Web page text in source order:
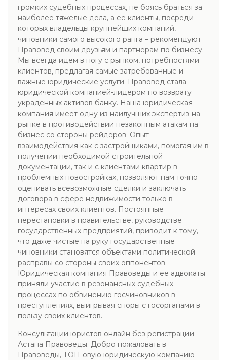
громких судебных процессах, не боясь браться за
наиболее тяжелые дела, а ее клиенты, посреди
которых владельцы крупнейших компаний,
чиновники самого высокого ранга – рекомендуют
Правовед своим друзьям и партнерам по бизнесу.
Мы всегда идем в ногу с рынком, потребностями
клиентов, предлагая самые затребованные и
важные юридические услуги. Правовед стала
юридической компанией-лидером по возврату
украденных активов банку. Наша юридическая
компания имеет одну из наилучших экспертиз на
рынке в противодействии незаконным атакам на
бизнес со стороны рейдеров. Опыт
взаимодействия как с застройщиками, помогая им в
получении необходимой строительной
документации, так и с клиентами квартир в
проблемных новостройках, позволяют нам точно
оценивать всевозможные сделки и заключать
договора в сфере недвижимости только в
интересах своих клиентов. Постоянные
перестановки в правительстве, руководстве
государственных предприятий, приводит к тому,
что даже чистые на руку государственные
чиновники становятся объектами политической
расправы со стороны своих оппонентов.
Юридическая компания Правоведы и ее адвокаты
приняли участие в резонансных судебных
процессах по обвинению госчиновников в
преступлениях, выигрывая споры с госорганами в
пользу своих клиентов.
Консультации юристов онлайн без регистрации
Астана Правоведы. Добро пожаловать в
Правоведы, ТОП-овую юридическую компанию